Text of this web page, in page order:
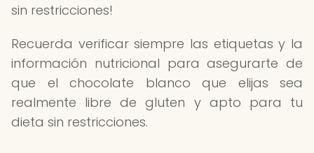
sin restricciones!
Recuerda verificar siempre las etiquetas y la
información nutricional para asegurarte de
que el chocolate blanco que elijas sea
realmente libre de gluten y apto para tu
dieta sin restricciones.